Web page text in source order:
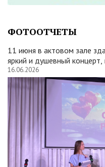
ФОТООТЧЕТЫ
11 июня в актовом зале
яркий и душевный
16.06.2026